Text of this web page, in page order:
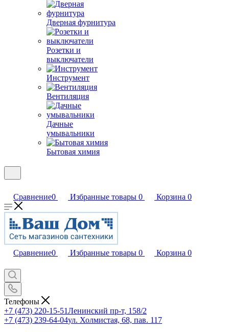
Дверная фурнитура
Розетки и
выключатели
Инструмент
Вентиляция
Дачные
умывальники
Бытовая химия
Сравнение0 Избранные товары 0 Корзина 0
Сравнение0 Избранные товары 0 Корзина 0
Телефоны
+7 (473) 220-15-51Ленинский пр-т, 158/2
+7 (473) 239-64-04ул. Холмистая, 68, пав. 117